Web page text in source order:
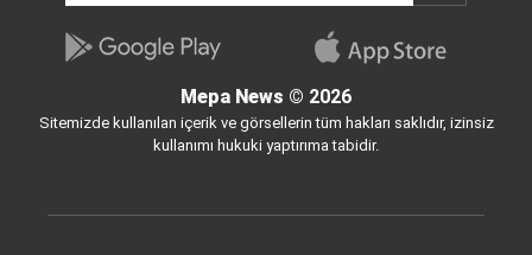
Mepa News © 2026
Sitemizde kullanılan içerik ve görsellerin tüm hakları saklıdır, izinsiz
kullanımı hukuki yaptırıma tabidir.